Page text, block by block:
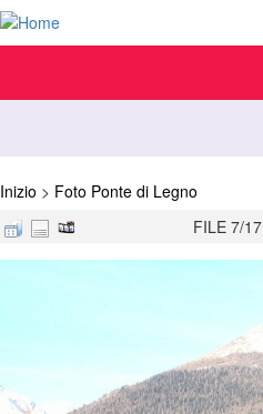
Inizio > Foto Ponte di Legno
FILE 7/17